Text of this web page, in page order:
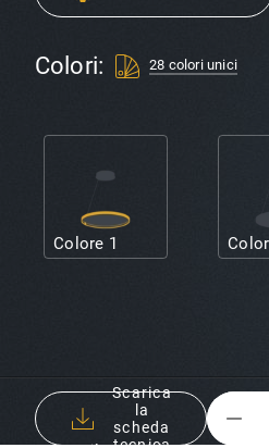
Colori: 28 colori unici
Colore 1
Scarica
la
scheda
tecnica